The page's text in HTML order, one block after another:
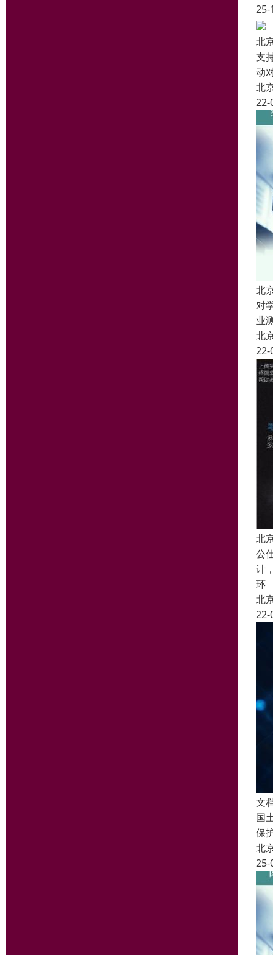
25-
北
支
动
北
22-
北
对
业
北
22-
北
公
计
环
北
22-
文
国
保
北
25-